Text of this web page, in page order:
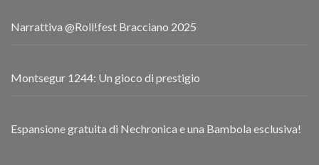
Narrattiva @Roll!fest Bracciano 2025
Montsegur 1244: Un gioco di prestigio
Espansione gratuita di Nechronica e una Bambola esclusiva!